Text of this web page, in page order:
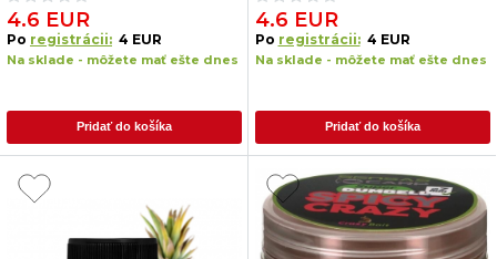
4.6 EUR
Po registrácii: 4 EUR
Na sklade - môžete mať ešte dnes
Pridať do košíka
4.6 EUR
Po registrácii: 4 EUR
Na sklade - môžete mať ešte dnes
Pridať do košíka